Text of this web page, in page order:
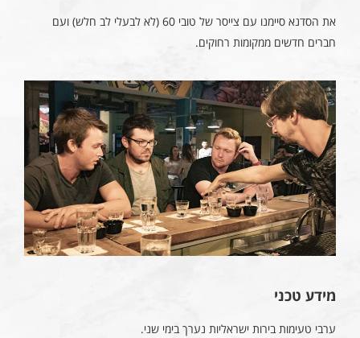
את הסדנא סיימנו עם צייסר של טובי 60 (לא לבעלי לב חלש) ועם
חברים חדשים ממקומות רחוקים.
מידע טכני
ערבי טעימות בירות ישראליות נערך בימי שני.